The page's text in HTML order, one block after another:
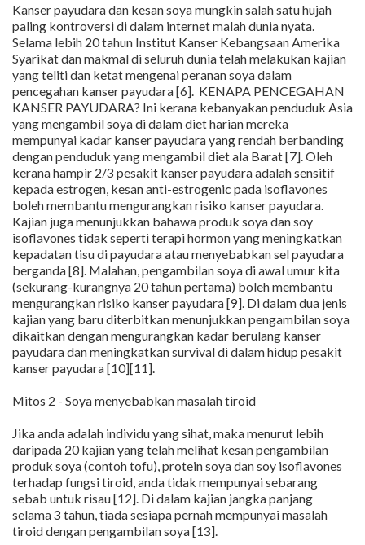
Kanser payudara dan kesan soya mungkin salah satu hujah
paling kontroversi di dalam internet malah dunia nyata.
Selama lebih 20 tahun Institut Kanser Kebangsaan Amerika
Syarikat dan makmal di seluruh dunia telah melakukan kajian
yang teliti dan ketat mengenai peranan soya dalam
pencegahan kanser payudara [6]. KENAPA PENCEGAHAN
KANSER PAYUDARA? Ini kerana kebanyakan penduduk Asia
yang mengambil soya di dalam diet harian mereka
mempunyai kadar kanser payudara yang rendah berbanding
dengan penduduk yang mengambil diet ala Barat [7]. Oleh
kerana hampir 2/3 pesakit kanser payudara adalah sensitif
kepada estrogen, kesan anti-estrogenic pada isoflavones
boleh membantu mengurangkan risiko kanser payudara.
Kajian juga menunjukkan bahawa produk soya dan soy
isoflavones tidak seperti terapi hormon yang meningkatkan
kepadatan tisu di payudara atau menyebabkan sel payudara
berganda [8]. Malahan, pengambilan soya di awal umur kita
(sekurang-kurangnya 20 tahun pertama) boleh membantu
mengurangkan risiko kanser payudara [9]. Di dalam dua jenis
kajian yang baru diterbitkan menunjukkan pengambilan soya
dikaitkan dengan mengurangkan kadar berulang kanser
payudara dan meningkatkan survival di dalam hidup pesakit
kanser payudara [10][11].
Mitos 2 - Soya menyebabkan masalah tiroid
Jika anda adalah individu yang sihat, maka menurut lebih
daripada 20 kajian yang telah melihat kesan pengambilan
produk soya (contoh tofu), protein soya dan soy isoflavones
terhadap fungsi tiroid, anda tidak mempunyai sebarang
sebab untuk risau [12]. Di dalam kajian jangka panjang
selama 3 tahun, tiada sesiapa pernah mempunyai masalah
tiroid dengan pengambilan soya [13].